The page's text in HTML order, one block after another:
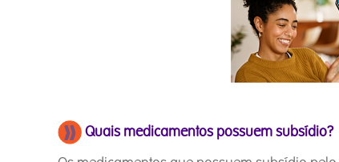
Quais medicamentos possuem subsídio?